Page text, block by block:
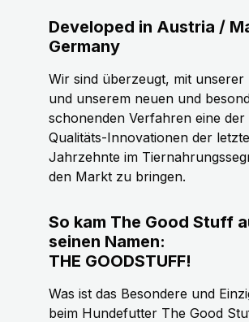
Developed in Austria /
Germany
Wir sind überzeugt, mit unserer
und unserem neuen und
schonenden Verfahren eine
Qualitäts-Innovationen der
Jahrzehnte im
den Markt zu bringen.
So kam The Good Stuff
seinen Namen:
THE GOODSTUFF!
Was ist das Besondere und
beim Hundefutter The Good